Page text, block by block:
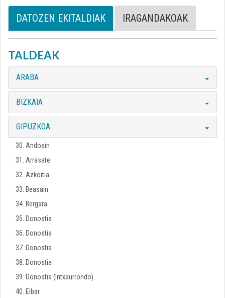
DATOZEN EKITALDIAK IRAGANDAKOAK
TALDEAK
ARABA
BIZKAIA
GIPUZKOA
30. Andoain
31. Arrasate
32. Azkoitia
33. Beasain
34. Bergara
35. Donostia
36. Donostia
37. Donostia
38. Donostia
39. Donostia (Intxaurrondo)
40. Eibar